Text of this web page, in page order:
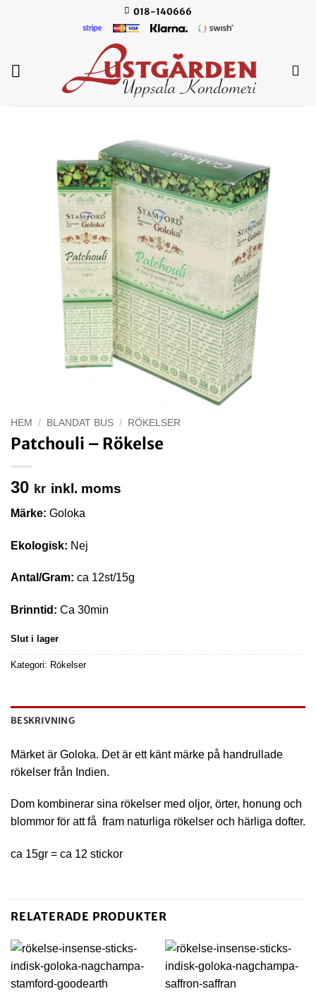
018-140666
HEM / BLANDAT BUS / RÖKELSER
Patchouli – Rökelse
30 kr inkl. moms
Märke: Goloka
Ekologisk: Nej
Antal/Gram: ca 12st/15g
Brinntid: Ca 30min
Slut i lager
Kategori: Rökelser
BESKRIVNING
Märket är Goloka. Det är ett känt märke på handrullade
rökelser från Indien.
Dom kombinerar sina rökelser med oljor, örter, honung och
blommor för att få fram naturliga rökelser och härliga dofter.
ca 15gr = ca 12 stickor
RELATERADE PRODUKTER